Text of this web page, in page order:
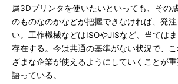
属3Dプリンタを使いたいといっても、その
のものなのかなどが把握できなければ、発
い。工作機械などはISOやJISなど、当ては
存在する。今は共通の基準がない状況で、
ざまな企業が使えるようにしていくことが
語っている。